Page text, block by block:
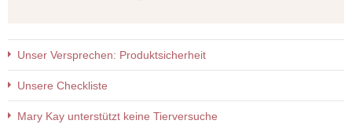
Unser Versprechen: Produktsicherheit
Unsere Checkliste
Mary Kay unterstützt keine Tierversuche